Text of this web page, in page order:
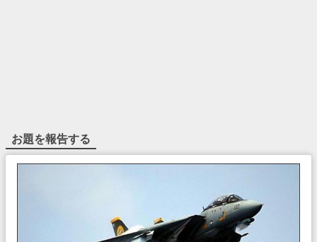
お題を報告する